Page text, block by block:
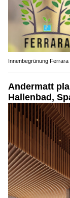
Innenbegrünung
Andermatt
Hallenbad,